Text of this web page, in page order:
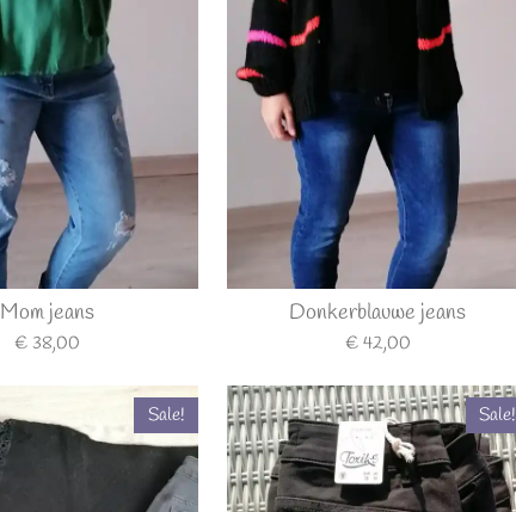
Mom jeans
€ 38,00
Donkerblauwe jeans
€ 42,00
Sale! Sale!